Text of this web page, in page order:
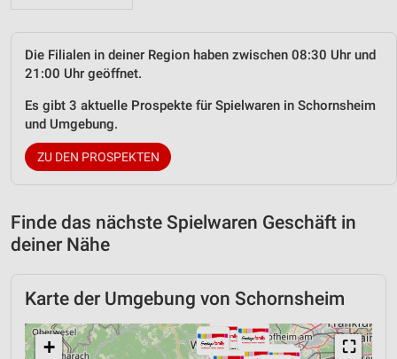
Die Filialen in deiner Region haben zwischen 08:30 Uhr und
21:00 Uhr geöffnet.
Es gibt 3 aktuelle Prospekte für Spielwaren in Schornsheim
und Umgebung.
ZU DEN PROSPEKTEN
Finde das nächste Spielwaren Geschäft in
deiner Nähe
Karte der Umgebung von Schornsheim
⛶
+